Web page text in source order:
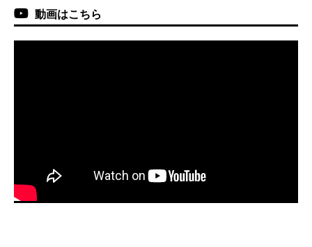
動画はこちら